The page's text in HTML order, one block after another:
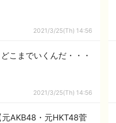
2021/3/25(Th) 14:56
こまでいくんだ・・・
2021/3/25(Th) 14:56
元AKB48・元HKT48菅